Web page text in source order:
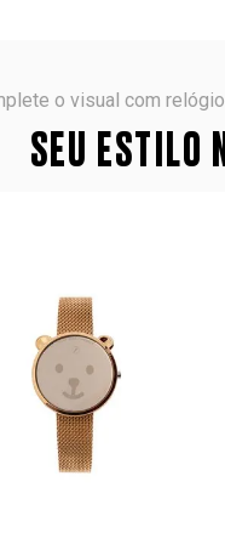
o visual com
SEU ESTILO